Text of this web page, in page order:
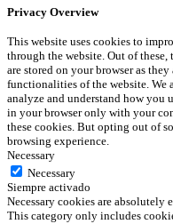
Privacy Overview
This website uses cookies to
through the website. Out of these,
are stored on your browser as
functionalities of the website. We
analyze and understand how you
in your browser only with your
these cookies. But opting out of
browsing experience.
Necessary
Necessary
Siempre activado
Necessary cookies are
This category only includes